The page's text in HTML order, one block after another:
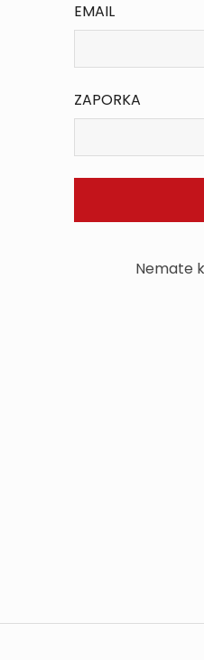
EMAIL
ZAPORKA
Nemate